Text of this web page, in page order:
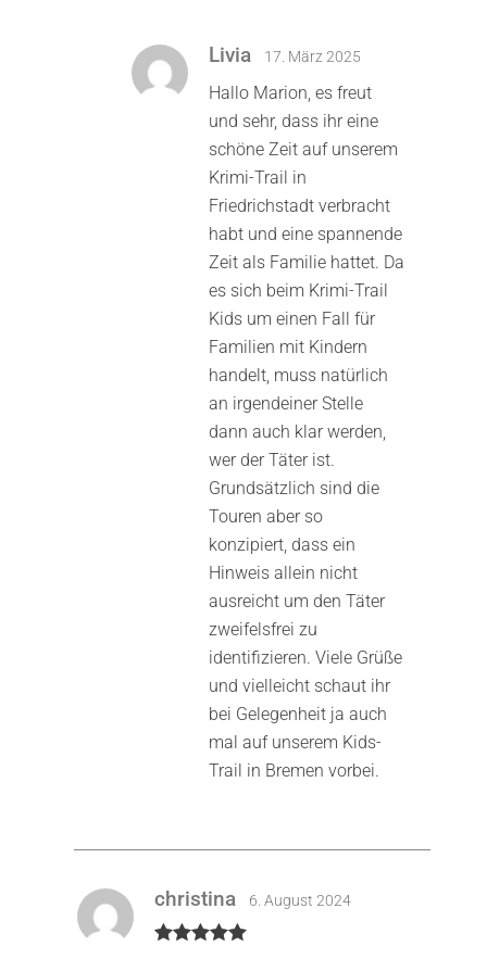
Livia 17. März 2025
Hallo Marion, es freut
und sehr, dass ihr eine
schöne Zeit auf unserem
Krimi-Trail in
Friedrichstadt verbracht
habt und eine spannende
Zeit als Familie hattet. Da
es sich beim Krimi-Trail
Kids um einen Fall für
Familien mit Kindern
handelt, muss natürlich
an irgendeiner Stelle
dann auch klar werden,
wer der Täter ist.
Grundsätzlich sind die
Touren aber so
konzipiert, dass ein
Hinweis allein nicht
ausreicht um den Täter
zweifelsfrei zu
identifizieren. Viele Grüße
und vielleicht schaut ihr
bei Gelegenheit ja auch
mal auf unserem Kids-
Trail in Bremen vorbei.
christina 6. August 2024